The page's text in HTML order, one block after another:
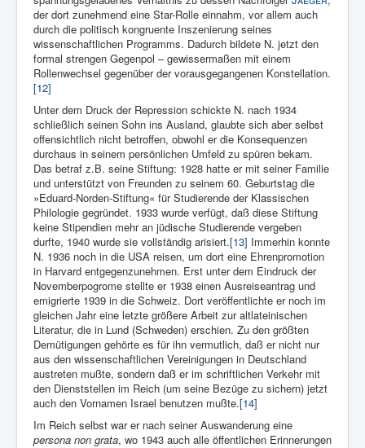
der dort zunehmend eine Star-Rolle einnahm, vor allem auch
durch die politisch kongruente Inszenierung seines
wissenschaftlichen Programms. Dadurch bildete N. jetzt den
formal strengen Gegenpol – gewissermaßen mit einem
Rollenwechsel gegenüber der vorausgegangenen Konstellation.
[12]
Unter dem Druck der Repression schickte N. nach 1934
schließlich seinen Sohn ins Ausland, glaubte sich aber selbst
offensichtlich nicht betroffen, obwohl er die Konsequenzen
durchaus in seinem persönlichen Umfeld zu spüren bekam.
Das betraf z.B. seine Stiftung: 1928 hatte er mit seiner Familie
und unterstützt von Freunden zu seinem 60. Geburtstag die
»Eduard-Norden-Stiftung« für Studierende der Klassischen
Philologie gegründet. 1933 wurde verfügt, daß diese Stiftung
keine Stipendien mehr an jüdische Studierende vergeben
durfte, 1940 wurde sie vollständig arisiert.[13] Immerhin konnte
N. 1936 noch in die USA reisen, um dort eine Ehrenpromotion
in Harvard entgegenzunehmen. Erst unter dem Eindruck der
Novemberpogrome stellte er 1938 einen Ausreiseantrag und
emigrierte 1939 in die Schweiz. Dort veröffentlichte er noch im
gleichen Jahr eine letzte größere Arbeit zur altlateinischen
Literatur, die in Lund (Schweden) erschien. Zu den größten
Demütigungen gehörte es für ihn vermutlich, daß er nicht nur
aus den wissenschaftlichen Vereinigungen in Deutschland
austreten mußte, sondern daß er im schriftlichen Verkehr mit
den Dienststellen im Reich (um seine Bezüge zu sichern) jetzt
auch den Vornamen Israel benutzen mußte.[14]
Im Reich selbst war er nach seiner Auswanderung eine
persona non grata, wo 1943 auch alle öffentlichen Erinnerungen